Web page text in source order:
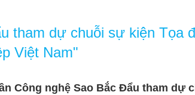
tham dự chuỗi sự kiện Tọa
Việt Nam"
Công nghệ Sao Bắc Đẩu tham dự